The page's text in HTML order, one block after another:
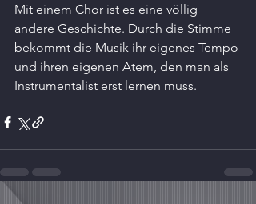
Mit einem Chor ist es eine völlig
andere Geschichte. Durch die Stimme
bekommt die Musik ihr eigenes Tempo
und ihren eigenen Atem, den man als
Instrumentalist erst lernen muss.